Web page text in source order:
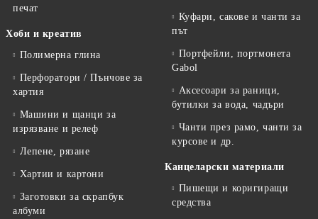
печат
Хоби и креатив
Полимерна глина
Перфоратори / Пънчове за
хартия
Машини и щанци за
изрязване и релеф
Лепене, рязане
Хартии и картони
Заготовки за скрапбук
албуми
Куфари, сакове и чанти за
път
Портфейли, портмонета
Gabol
Аксесоари за раници,
бутилки за вода, чадъри
Чанти през рамо, чанти за
курсове и др.
Канцеларски материали
Пишещи и коригиращи
средства